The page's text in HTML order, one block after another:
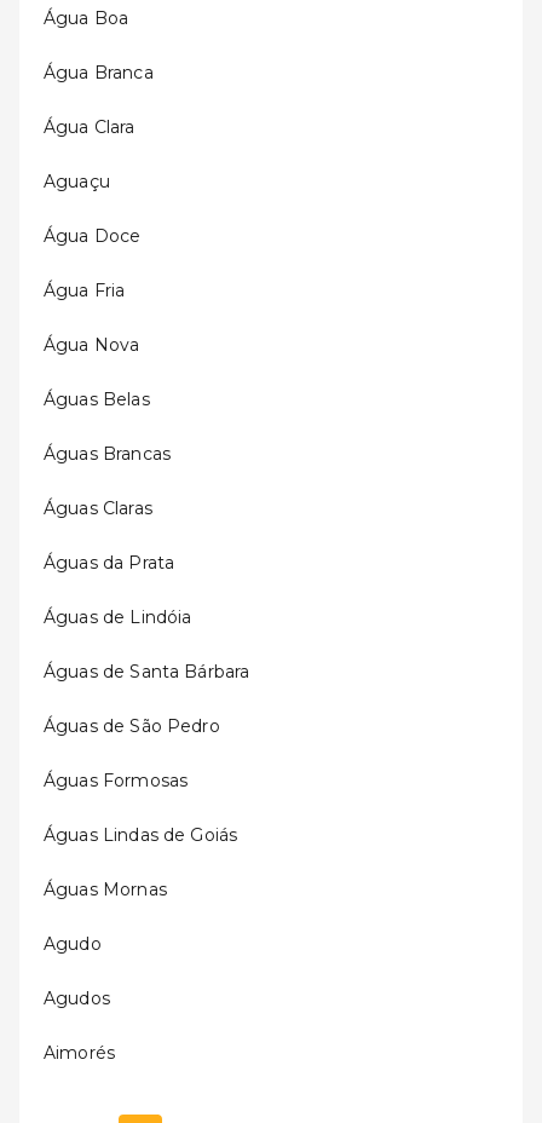
Água Boa
Água Branca
Água Clara
Aguaçu
Água Doce
Água Fria
Água Nova
Águas Belas
Águas Brancas
Águas Claras
Águas da Prata
Águas de Lindóia
Águas de Santa Bárbara
Águas de São Pedro
Águas Formosas
Águas Lindas de Goiás
Águas Mornas
Agudo
Agudos
Aimorés